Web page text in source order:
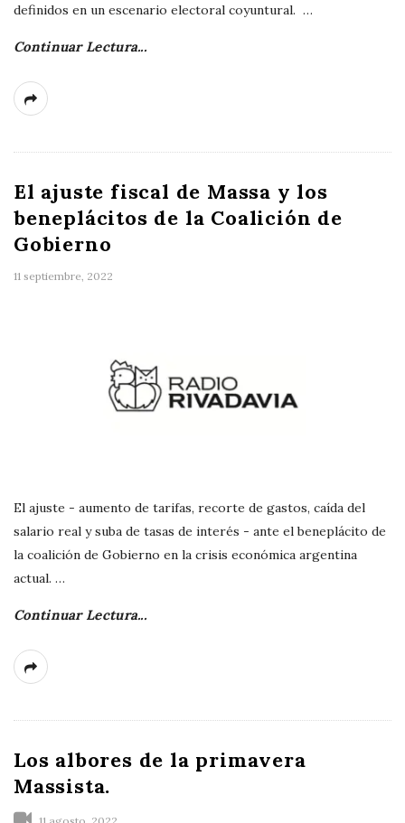
definidos en un escenario electoral coyuntural. …
Continuar Lectura...
El ajuste fiscal de Massa y los
beneplácitos de la Coalición de
Gobierno
11 septiembre, 2022
El ajuste - aumento de tarifas, recorte de gastos, caída del
salario real y suba de tasas de interés - ante el beneplácito de
la coalición de Gobierno en la crisis económica argentina
actual. …
Continuar Lectura...
Los albores de la primavera
Massista.